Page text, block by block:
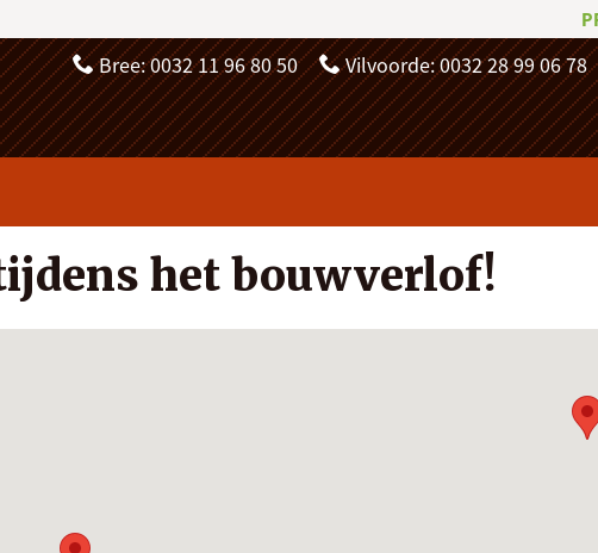
Bree: 0032 11 96 80 50 Vilvoorde: 0032 28 99 06 78
het bouwverlof!